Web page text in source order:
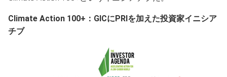
Climate Action 100+：GICにPRIを加えた投資家イニシア
チブ